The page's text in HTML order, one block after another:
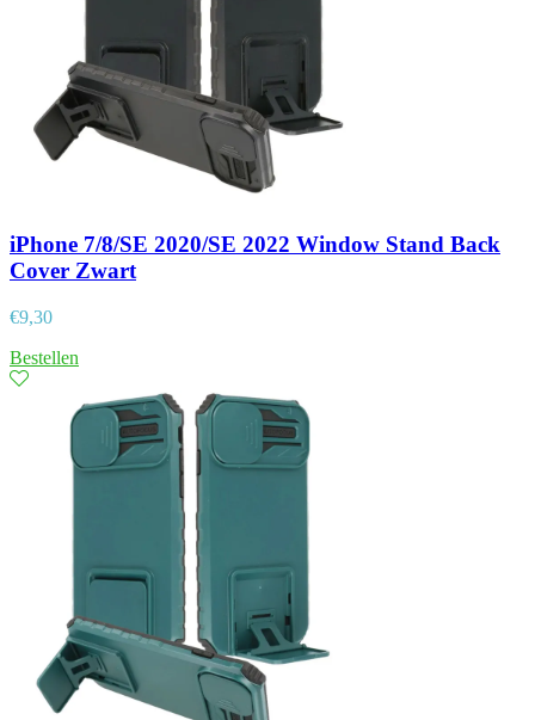
iPhone 7/8/SE 2020/SE 2022 Window Stand Back
Cover Zwart
€9,30
Bestellen